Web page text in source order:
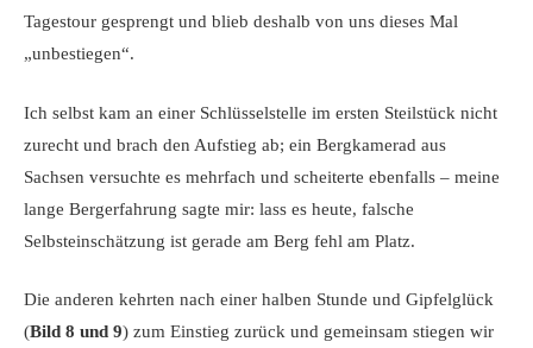
Tagestour gesprengt und blieb deshalb von uns dieses Mal
„unbestiegen“.
Ich selbst kam an einer Schlüsselstelle im ersten Steilstück nicht
zurecht und brach den Aufstieg ab; ein Bergkamerad aus
Sachsen versuchte es mehrfach und scheiterte ebenfalls – meine
lange Bergerfahrung sagte mir: lass es heute, falsche
Selbsteinschätzung ist gerade am Berg fehl am Platz.
Die anderen kehrten nach einer halben Stunde und Gipfelglück
(Bild 8 und 9) zum Einstieg zurück und gemeinsam stiegen wir